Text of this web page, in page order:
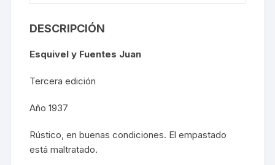
DESCRIPCIÓN
Esquivel y Fuentes Juan
Tercera edición
Año 1937
Rústico, en buenas condiciones. El empastado
está maltratado.